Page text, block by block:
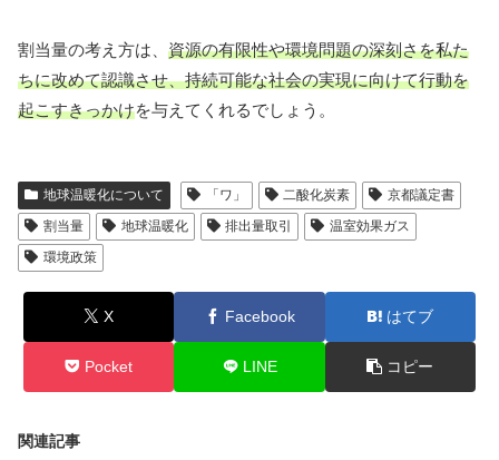
割当量の考え方は、 資源の有限性や環境問題の深刻さを私た
ちに改めて認識させ、持続可能な社会の実現に向けて行動を
起こすきっかけを与えてくれるでしょう。
地球温暖化について 「ワ」 二酸化炭素
京都議定書
割当量
地球温暖化 排出量取引
温室効果ガス
環境政策
X Facebook はてブ
Pocket LINE コピー
関連記事